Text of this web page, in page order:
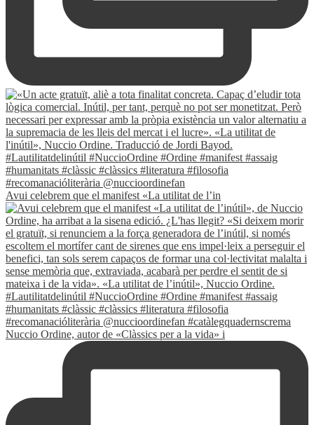
Avui celebrem que el manifest «La utilitat de l’in
Nuccio Ordine, autor de «Clàssics per a la vida» i